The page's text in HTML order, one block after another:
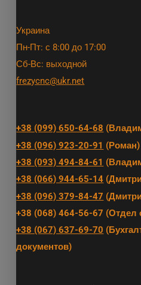
Украина
Пн-Пт: с 8:00 до 17:00
Сб-Вс: выходной
frezycnc@ukr.net
+38 (099) 650-64-68
+38 (096) 923-20-91 (Роман)
+38 (093) 494-84-61
+38 (066) 944-65-14
+38 (096) 379-84-47
+38 (068) 464-56-67 (Отдел
+38 (067) 637-69-70
документов)